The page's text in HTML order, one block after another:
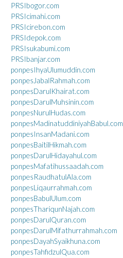
PRSIbogor.com
PRSIcimahi.com
PRSIcirebon.com
PRSIdepok.com
PRSIsukabumi.com
PRSIbanjar.com
ponpesIhyaUlumuddin.com
ponpesJabalRahmah.com
ponpesDarulKhairat.com
ponpesDarulMuhsinin.com
ponpesNurulHudas.com
ponpesMadinatuddiniyahBabul.com
ponpesInsanMadani.com
ponpesBaitilHikmah.com
ponpesDarulHidayahul.com
ponpesMafatihussaadah.com
ponpesRaudhatulAla.com
ponpesLiqaurrahmah.com
ponpesBabulUlum.com
ponpesThariqunNajah.com
ponpesDarulQuran.com
ponpesDarulMifathurrahmah.com
ponpesDayahSyaikhuna.com
ponpesTahfidzulQua.com